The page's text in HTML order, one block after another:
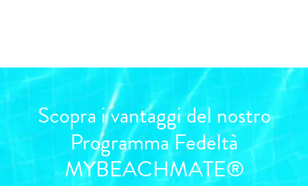
Scopra i vantaggi del nostro
Programma Fedeltà
MYBEACHMATE®